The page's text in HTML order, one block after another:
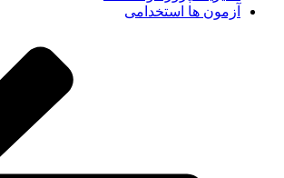
آزمون ها استخدامی